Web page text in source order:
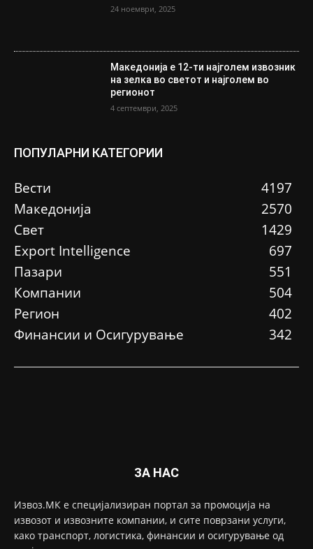
24 ноември, 2025
Македонија е 12-ти најголем извозник
на зелка во светот и најголем во
регионот
4 септември, 2025
ПОПУЛАРНИ КАТЕГОРИИ
Вести
4197
Македонија
2570
Свет
1429
Еxport Intelligence
697
Пазари
551
Компании
504
Регион
402
Финансии и Осигурување
342
ЗА НАС
Извоз.МК е специјализиран портал за промоција на
извозот и извозните компании, и сите поврзани услуги,
како транспорт, логистика, финансии и осигурување од